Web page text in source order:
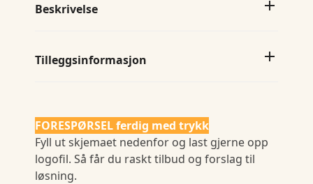
Beskrivelse
Tilleggsinformasjon
FORESPØRSEL ferdig med trykk
Fyll ut skjemaet nedenfor og last gjerne opp
logofil. Så får du raskt tilbud og forslag til
løsning.